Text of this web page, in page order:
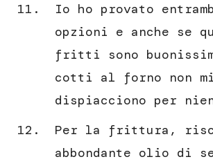
Io ho provato
opzioni e anche se
fritti sono
cotti al forno non mi
dispiacciono per
Per la frittura,
abbondante olio di